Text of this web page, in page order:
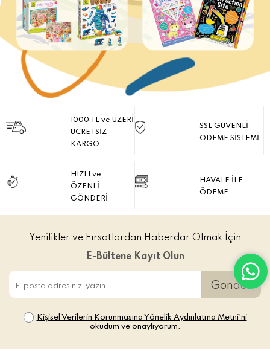
1000 TL ve ÜZERİ
ÜCRETSİZ
KARGO
SSL GÜVENLİ
ÖDEME SİSTEMİ
HIZLI ve
ÖZENLİ
GÖNDERİ
HAVALE İLE
ÖDEME
Yenilikler ve Fırsatlardan Haberdar Olmak İçin
E-Bültene Kayıt Olun
Gönder
Kişisel Verilerin Korunmasına Yönelik Aydınlatma Metni’ni
okudum ve onaylıyorum.